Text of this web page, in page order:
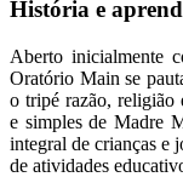
História e
Aberto inicialmente
Oratório Main se
o tripé razão, religião
e simples de Madre
integral de crianças e
de atividades